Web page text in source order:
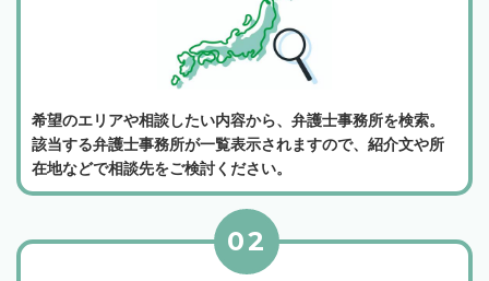
希望のエリアや相談したい内容から、弁護士事務所を検索。
該当する弁護士事務所が一覧表示されますので、紹介文や所
在地などで相談先をご検討ください。
02